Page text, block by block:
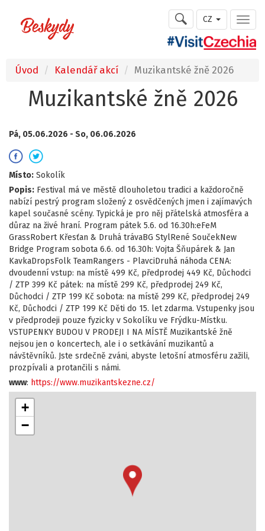
CZ
Úvod Kalendář akcí Muzikantské žně 2026
Muzikantské žně 2026
Pá, 05.06.2026 - So, 06.06.2026
Místo: Sokolík
Popis: Festival má ve městě dlouholetou tradici a každoročně
nabízí pestrý program složený z osvědčených jmen i zajímavých
kapel současné scény. Typická je pro něj přátelská atmosféra a
důraz na živé hraní. Program pátek 5.6. od 16.30h:eFeM
GrassRobert Křesťan & Druhá trávaBG StylRené SoučekNew
Bridge Program sobota 6.6. od 16.30h: Vojta Šňupárek & Jan
KavkaDropsFolk TeamRangers - PlavciDruhá náhoda CENA:
dvoudenní vstup: na místě 499 Kč, předprodej 449 Kč, Důchodci
/ ZTP 399 Kč pátek: na místě 299 Kč, předprodej 249 Kč,
Důchodci / ZTP 199 Kč sobota: na místě 299 Kč, předprodej 249
Kč, Důchodci / ZTP 199 Kč Děti do 15. let zdarma. Vstupenky jsou
v předprodeji pouze fyzicky v Sokolíku ve Frýdku-Místku.
VSTUPENKY BUDOU V PRODEJI I NA MÍSTĚ Muzikantské žně
nejsou jen o koncertech, ale i o setkávání muzikantů a
návštěvníků. Jste srdečně zváni, abyste letošní atmosféru zažili,
prozpívali a protančili s námi.
www: https://www.muzikantskezne.cz/
+
−